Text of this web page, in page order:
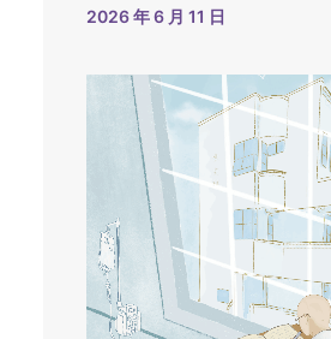
2026 年 6 月 11 日